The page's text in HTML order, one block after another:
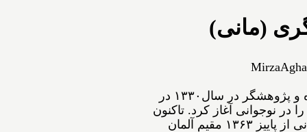
(مانی)
MirzaAgha
ﻣﻴﺮﺯﺍﺁﻗﺎﻋﺴگرﻯ(ﻣﺎﻧﻰ) شاعر، نویسنده و پژوهشگر ﺩﺭ ﺳﺎﻝ۱۳۳۰ در
ﺩﺭ ﻧﻮﺟﻮﺍﻧﻰ ﺁﻏﺎﺯ ﻛﺮﺩ. ﺗﺎﻛﻨﻮﻥ
۵۴ ﺟﻠﺪ ﺍﺯ ﺁﺛﺎﺭﺵ ﺑﻪ ﭼﺎﭖ ﺭﺳﻴﺪه‌اﻧﺪ. مانی از ﭘﺎﻳﻴﺰ ۱۳۶۳ مقیم ﺁﻟﻤﺎﻥ